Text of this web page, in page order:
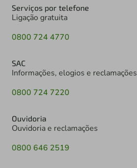
Serviços por telefone
Ligação gratuita
0800 724 4770
SAC
Informações, elogios e reclamações
0800 724 7220
Ouvidoria
Ouvidoria e reclamações
0800 646 2519